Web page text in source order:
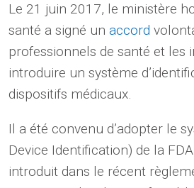
Le 21 juin 2017, le ministère
santé a signé un accord
professionnels de santé et les
introduire un système
dispositifs médicaux.
Il a été convenu d’adopter le
Device Identification) de la
introduit dans le récent